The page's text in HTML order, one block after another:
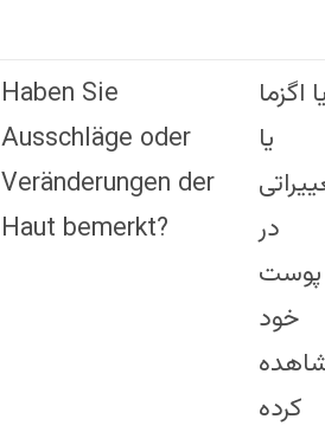
Haben Sie
Ausschläge oder
Veränderungen der
Haut bemerkt?
اگزما
یا
در
پوست
خود
کرده